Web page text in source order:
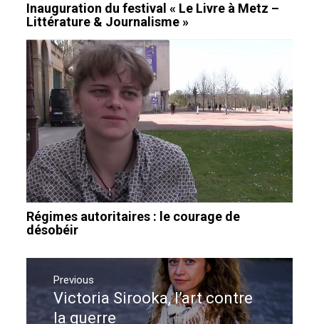
Inauguration du festival « Le Livre à Metz –
Littérature & Journalisme »
Régimes autoritaires : le courage de
désobéir
Navigation
de
l’article
Previous
Previous
post:
Victoria Sirooka, l’art contre
la guerre